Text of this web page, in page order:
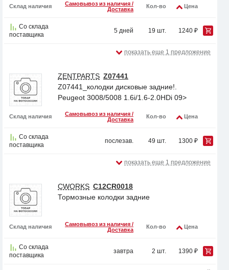
Склад наличия
Самовывоз из наличия /
Доставка
Кол-во Цена
Со склада
поставщика
5 дней 19 шт. 1240 ₽
показать еще 1 предложение
ZENTPARTS Z07441
Z07441_колодки дисковые задние!.
Peugeot 3008/5008 1.6i/1.6-2.0HDi 09>
Склад наличия
Самовывоз из наличия /
Доставка
Кол-во Цена
Со склада
поставщика
послезав. 49 шт. 1300 ₽
показать еще 1 предложение
CWORKS C12CR0018
Тормозные колодки задние
Склад наличия
Самовывоз из наличия /
Доставка
Кол-во Цена
Со склада
поставщика
завтра 2 шт. 1390 ₽